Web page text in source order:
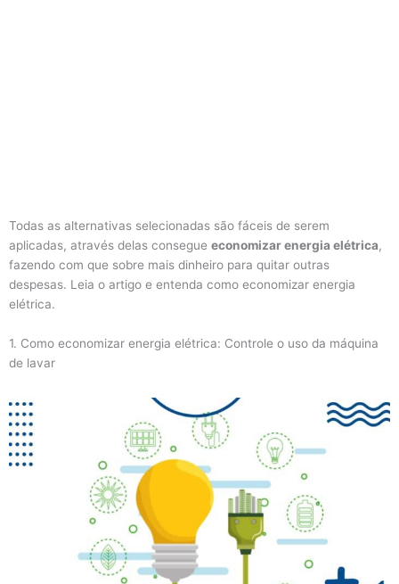
Todas as alternativas selecionadas são fáceis de serem
aplicadas, através delas consegue economizar energia elétrica,
fazendo com que sobre mais dinheiro para quitar outras
despesas. Leia o artigo e entenda como economizar energia
elétrica.
1. Como economizar energia elétrica: Controle o uso da máquina
de lavar